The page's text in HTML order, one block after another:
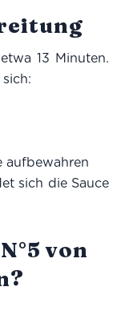
13 Minuten.
aufbewahren
sich die Sauce
von